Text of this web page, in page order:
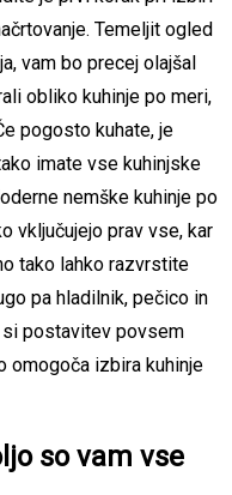
Temeljit ogled
vam bo precej olajšal
obliko kuhinje po meri,
pogosto kuhate, je
imate vse kuhinjske
nemške kuhinje po
vključujejo prav vse, kar
tako lahko razvrstite
pa hladilnik, pečico in
postavitev povsem
omogoča izbira kuhinje
so vam vse